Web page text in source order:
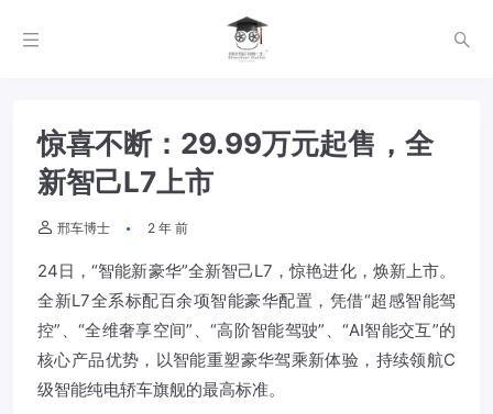
惊喜不断：29.99万元起售，全
新智己L7上市
邢车博士 2 年 前
24日，“智能新豪华”全新智己L7，惊艳进化，焕新上市。
全新L7全系标配百余项智能豪华配置，凭借“超感智能驾
控”、“全维奢享空间”、“高阶智能驾驶”、“AI智能交互”的
核心产品优势，以智能重塑豪华驾乘新体验，持续领航C
级智能纯电轿车旗舰的最高标准。